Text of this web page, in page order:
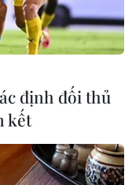
chứng chỉ
định đối thủ
kết